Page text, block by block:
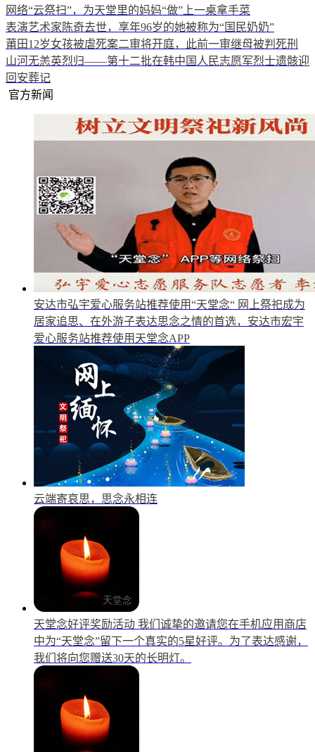
网络“云祭扫”，为天堂里的妈妈“做”上一桌拿手菜
表演艺术家陈奇去世，享年96岁的她被称为“国民奶奶”
莆田12岁女孩被虐死案二审将开庭，此前一审继母被判死刑
山河无恙英烈归——第十二批在韩中国人民志愿军烈士遗骸迎
回安葬记
官方新闻
安达市弘宇爱心服务站推荐使用“天堂念“ 网上祭祀成为
居家追思、在外游子表达思念之情的首选，安达市宏宇
爱心服务站推荐使用天堂念APP
云端寄哀思，思念永相连
天堂念好评奖励活动 我们诚挚的邀请您在手机应用商店
中为“天堂念”留下一个真实的5星好评。为了表达感谢，
我们将向您赠送30天的长明灯。